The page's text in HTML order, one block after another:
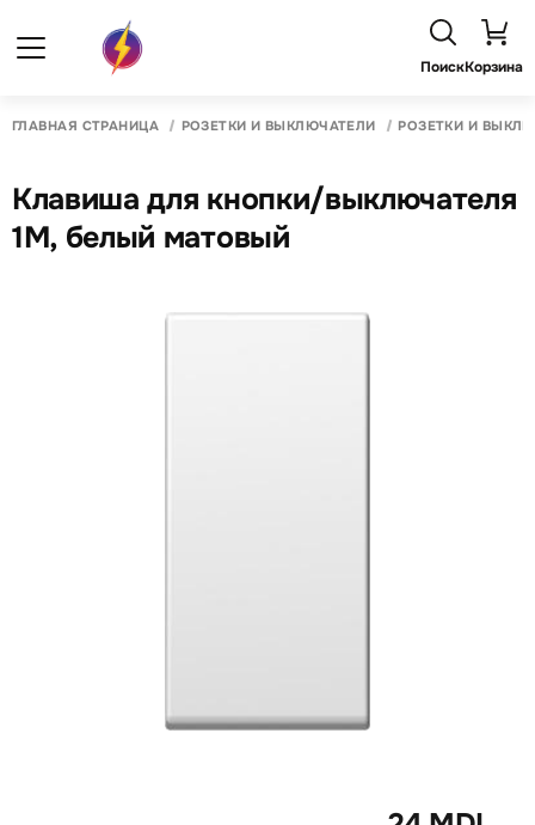
ПоискКорзина
ГЛАВНАЯ СТРАНИЦА РОЗЕТКИ И ВЫКЛЮЧАТЕЛИ РОЗЕТКИ И
Клавиша для кнопки/выключателя
1M, белый матовый